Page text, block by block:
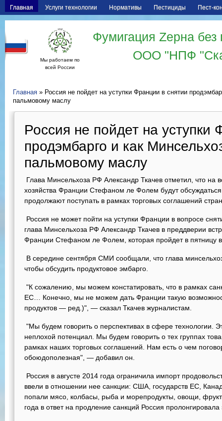
Главная Услуги технологии Нормативы Пестициды Пест-
Мы работаем по
всей России
Фумигация Zерна
ООО "НПФ
Главная » Россия не пойдет на уступки Франции в снятии
пальмовому маслу
Россия не пойдет на уступки
продэмбарго и как
пальмовому маслу
Глава Минсельхоза РФ Александр Ткачев отметил, что на
хозяйства Франции Стефаном ле Фолем будут обсуждаться
продолжают поступать в рамках торговых соглашений
Россия не может пойти на уступки Франции в вопросе
глава Минсельхоза РФ Александр Ткачев в преддверии
Франции Стефаном ле Фолем, которая пройдет в пятницу
В середине сентября СМИ сообщали, что глава
чтобы обсудить продуктовое эмбарго.
"К сожалению, мы можем констатировать, что в рамках
ЕС… Конечно, мы не можем дать Франции такую
продуктов — ред.)", — сказал Ткачев журналистам.
"Мы будем говорить о перспективах в сфере технологии.
неплохой потенциал. Мы будем говорить о тех группах
рамках наших торговых соглашений. Нам есть о чем
обоюдополезная", — добавил он.
Россия в августе 2014 года ограничила импорт
ввели в отношении нее санкции: США, государств ЕС,
попали мясо, колбасы, рыба и морепродукты, овощи,
года в ответ на продление санкций Россия